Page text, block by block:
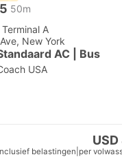
50m
A
New York
AC | Bus
USA
belastingen per